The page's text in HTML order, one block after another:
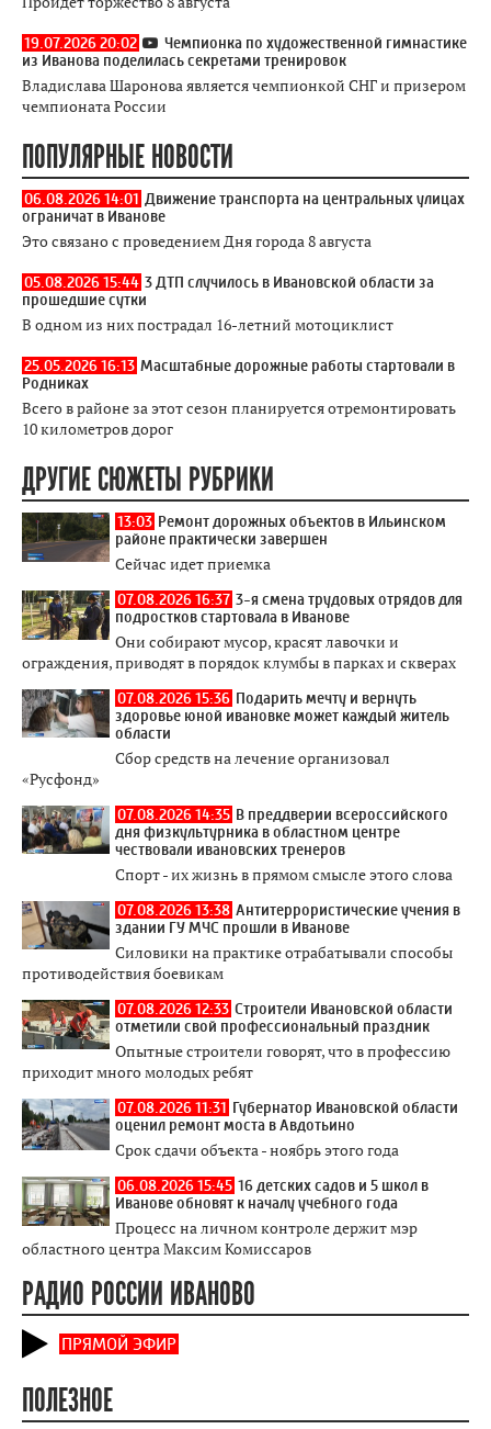
19.07.2026 20:02
Чемпионка по художественной гимнастике
из Иванова поделилась секретами тренировок
Владислава Шаронова является чемпионкой СНГ и призером
чемпионата России
ПОПУЛЯРНЫЕ НОВОСТИ
06.08.2026 14:01 Движение транспорта на центральных улицах
ограничат в Иванове
Это связано с проведением Дня города 8 августа
05.08.2026 15:44 3 ДТП случилось в Ивановской области за
прошедшие сутки
В одном из них пострадал 16-летний мотоциклист
25.05.2026 16:13 Масштабные дорожные работы стартовали в
Родниках
Всего в районе за этот сезон планируется отремонтировать
10 километров дорог
ДРУГИЕ СЮЖЕТЫ РУБРИКИ
13:03 Ремонт дорожных объектов в Ильинском
районе практически завершен
Сейчас идет приемка
07.08.2026 16:37 3-я смена трудовых отрядов для
подростков стартовала в Иванове
Они собирают мусор, красят лавочки и
ограждения, приводят в порядок клумбы в парках и скверах
07.08.2026 15:36 Подарить мечту и вернуть
здоровье юной ивановке может каждый житель
области
Сбор средств на лечение организовал
«Русфонд»
07.08.2026 14:35 В преддверии всероссийского
дня физкультурника в областном центре
чествовали ивановских тренеров
Спорт - их жизнь в прямом смысле этого слова
07.08.2026 13:38 Антитеррористические учения в
здании ГУ МЧС прошли в Иванове
Силовики на практике отрабатывали способы
противодействия боевикам
07.08.2026 12:33 Строители Ивановской области
отметили свой профессиональный праздник
Опытные строители говорят, что в профессию
приходит много молодых ребят
07.08.2026 11:31 Губернатор Ивановской области
оценил ремонт моста в Авдотьино
Срок сдачи объекта - ноябрь этого года
06.08.2026 15:45 16 детских садов и 5 школ в
Иванове обновят к началу учебного года
Процесс на личном контроле держит мэр
областного центра Максим Комиссаров
РАДИО РОССИИ ИВАНОВО
ПРЯМОЙ ЭФИР
ПОЛЕЗНОЕ